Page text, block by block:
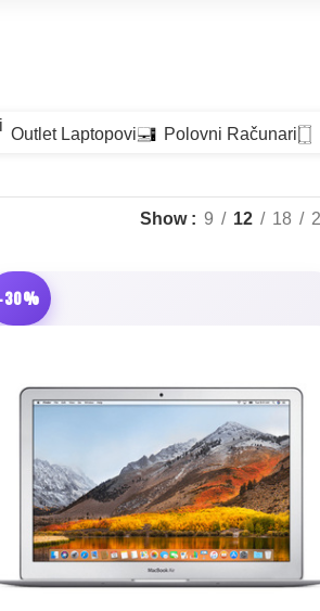
Aleksandra 88-90 - Vračar
Outlet Laptopovi Polovni Računari
Show 9 12 18
-30%